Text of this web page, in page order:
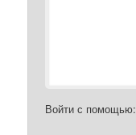
Войти с помощью: